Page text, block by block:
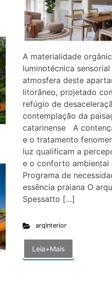
A materialidade
luminotécnica
atmosfera deste
litorâneo, projetado
refúgio de
contemplação da
catarinense A
e o tratamento
luz qualificam a
e o conforto ambiental
Programa de
essência praiana O
Spessatto […]
arqInterior
Leia+Mais